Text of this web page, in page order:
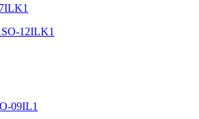
12ILK1
09IL1